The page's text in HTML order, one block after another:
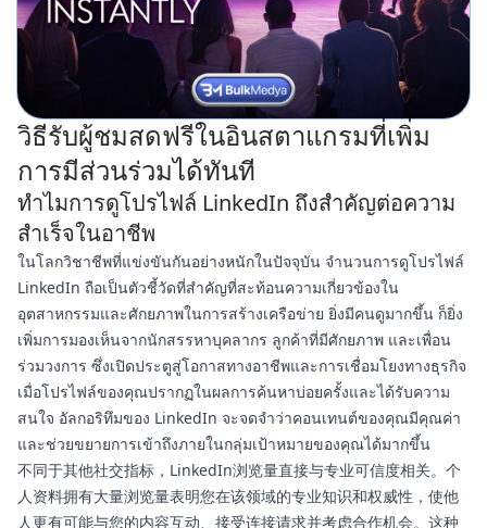
วิธีรับผู้ชมสดฟรีในอินสตาแกรมที่เพิ่ม
การมีส่วนร่วมได้ทันที
ทำไมการดูโปรไฟล์ LinkedIn ถึงสำคัญต่อความ
สำเร็จในอาชีพ
ในโลกวิชาชีพที่แข่งขันกันอย่างหนักในปัจจุบัน จำนวนการดูโปรไฟล์
LinkedIn ถือเป็นตัวชี้วัดที่สำคัญที่สะท้อนความเกี่ยวข้องใน
อุตสาหกรรมและศักยภาพในการสร้างเครือข่าย ยิ่งมีคนดูมากขึ้น ก็ยิ่ง
เพิ่มการมองเห็นจากนักสรรหาบุคลากร ลูกค้าที่มีศักยภาพ และเพื่อน
ร่วมวงการ ซึ่งเปิดประตูสู่โอกาสทางอาชีพและการเชื่อมโยงทางธุรกิจ
เมื่อโปรไฟล์ของคุณปรากฏในผลการค้นหาบ่อยครั้งและได้รับความ
สนใจ อัลกอริทึมของ LinkedIn จะจดจำว่าคอนเทนต์ของคุณมีคุณค่า
และช่วยขยายการเข้าถึงภายในกลุ่มเป้าหมายของคุณได้มากขึ้น
不同于其他社交指标，LinkedIn浏览量直接与专业可信度相关。个
人资料拥有大量浏览量表明您在该领域的专业知识和权威性，使他
人更有可能与您的内容互动、接受连接请求并考虑合作机会。这种